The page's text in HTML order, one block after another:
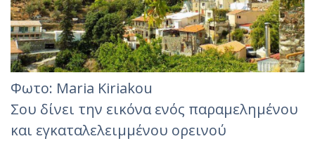
Φωτο: Maria Kiriakou
Σου δίνει την εικόνα ενός παραμελημένου
και εγκαταλελειμμένου ορεινού